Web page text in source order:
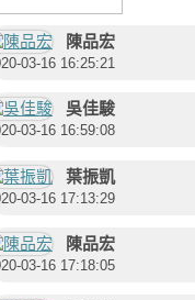
陳品宏
03-16 16:25:21
吳佳駿
03-16 16:59:08
葉振凱
03-16 17:13:29
陳品宏
03-16 17:18:05